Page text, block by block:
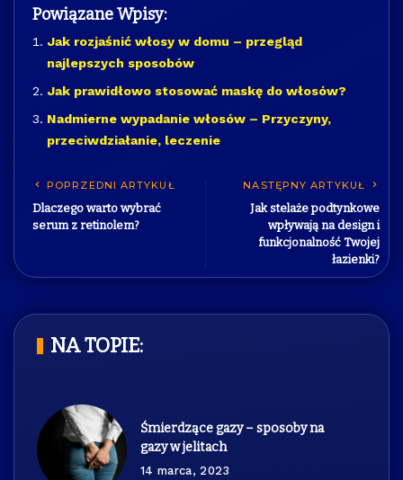
Powiązane Wpisy:
Jak rozjaśnić włosy w domu – przegląd
najlepszych sposobów
Jak prawidłowo stosować maskę do włosów?
Nadmierne wypadanie włosów – Przyczyny,
przeciwdziałanie, leczenie
POPRZEDNI ARTYKUŁ
Dlaczego warto wybrać
serum z retinolem?
NASTĘPNY ARTYKUŁ
Jak stelaże podtynkowe
wpływają na design i
funkcjonalność Twojej
łazienki?
NA TOPIE:
Śmierdzące gazy – sposoby na
gazy w jelitach
14 marca, 2023